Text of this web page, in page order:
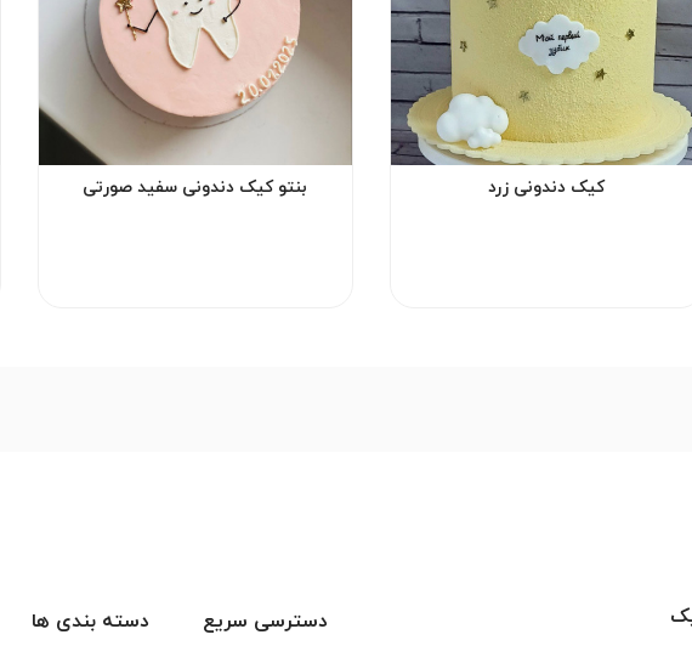
کیک دندونی زرد بنتو کیک دندونی سفید صورتی
دسترسی سریع دسته بندی ها